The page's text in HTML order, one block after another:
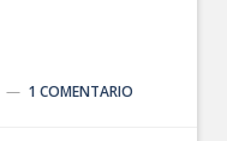
1 COMENTARIO